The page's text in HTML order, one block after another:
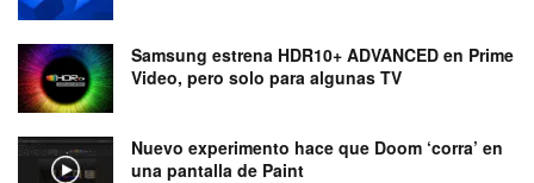
Samsung estrena HDR10+ ADVANCED en Prime
Video, pero solo para algunas TV
Nuevo experimento hace que Doom ‘corra’ en
una pantalla de Paint